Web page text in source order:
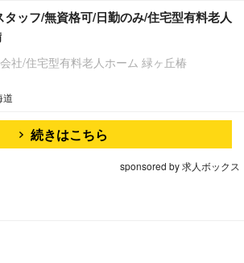
タッフ/無資格可/日勤のみ/住宅型有料老人
社/住宅型有料老人ホーム 緑ヶ丘椿
道
続きはこちら
sponsored by 求人ボックス